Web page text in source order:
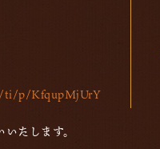
ti/p/KfqupMjUrY
たします。